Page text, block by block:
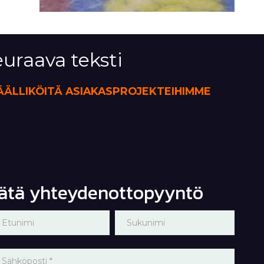
teksti
ASIAKASPROJEKTEIHIMME
yhteydenottopyyntö